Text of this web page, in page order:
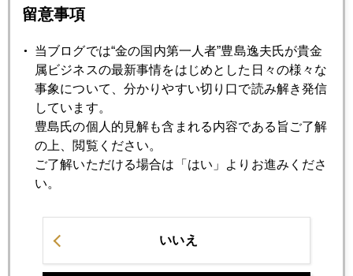
2024年01月12日
いきなりの日本株高騰に戸惑うＮＩＳＡ初心者
2024年01月11日
八代亜紀さんを悼む
2024年01月10日
2024年01月05日
留意事項
当ブログでは“金の国内第一人者”豊島逸夫氏が貴金
属ビジネスの最新事情をはじめとした日々の様々な
事象について、分かりやすい切り口で読み解き発信
しています。
豊島氏の個人的見解も含まれる内容である旨ご了解
の上、閲覧ください。
ご了解いただける場合は「はい」よりお進みくださ
い。
いいえ